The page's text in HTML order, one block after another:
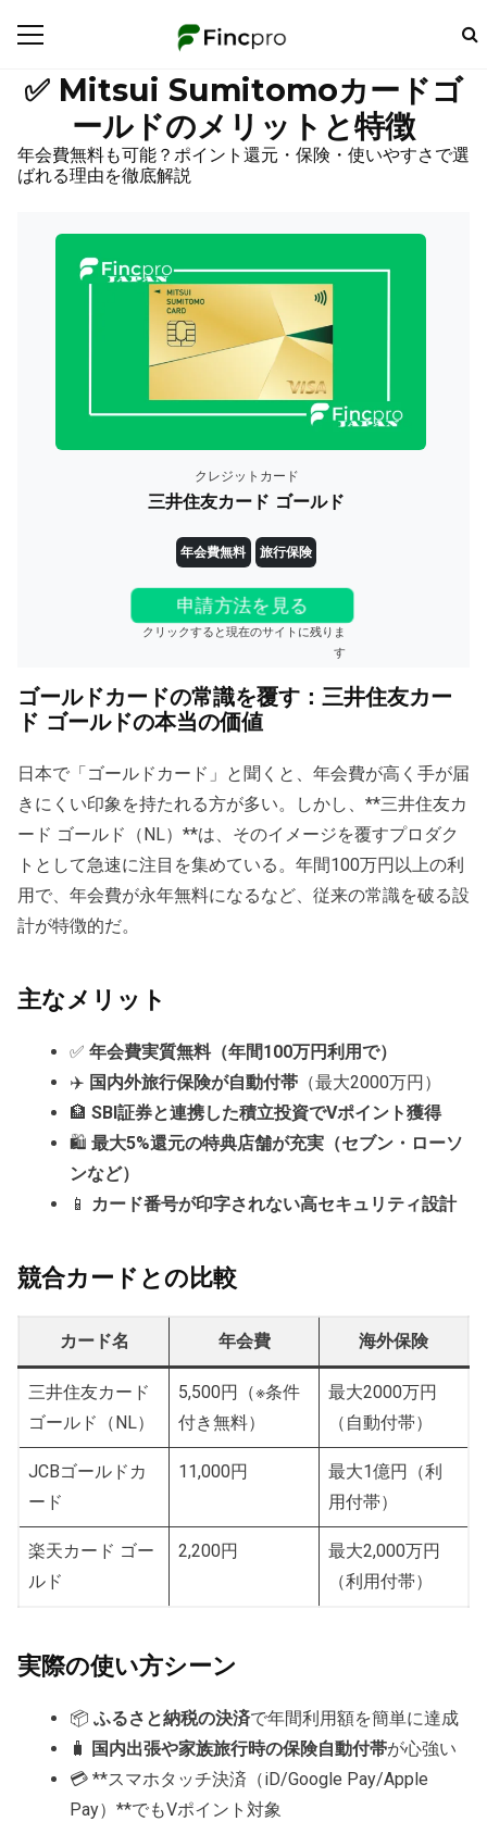
✅ Mitsui Sumitomoカードゴ
ールドのメリットと特徴
年会費無料も可能？ポイント還元・保険・使いやすさで選
ばれる理由を徹底解説
クレジットカード
三井住友カード ゴールド
年会費無料 旅行保険
申請方法を見る
クリックすると現在のサイトに残りま
す
ゴールドカードの常識を覆す：三井住友カー
ド ゴールドの本当の価値
日本で「ゴールドカード」と聞くと、年会費が高く手が届
きにくい印象を持たれる方が多い。しかし、**三井住友カ
ード ゴールド（NL）**は、そのイメージを覆すプロダク
トとして急速に注目を集めている。年間100万円以上の利
用で、年会費が永年無料になるなど、従来の常識を破る設
計が特徴的だ。
主なメリット
✅ 年会費実質無料（年間100万円利用で）
✈️ 国内外旅行保険が自動付帯 （最大2000万円）
🏦 SBI証券と連携した積立投資でVポイント獲得
🛍 最大5%還元の特典店舗が充実（セブン・ローソ
ンなど）
📱
カード番号が印字されない高セキュリティ設計
競合カードとの比較
カード名 年会費 海外保険
三井住友カード
ゴールド（NL）
5,500円（※条件
付き無料）
最大2000万円
（自動付帯）
JCBゴールドカ
ード
11,000円
最大1億円（利
用付帯）
楽天カード ゴー
ルド
2,200円
最大2,000万円
（利用付帯）
実際の使い方シーン
📦 ふるさと納税の決済で年間利用額を簡単に達成
🧳
国内出張や家族旅行時の保険自動付帯が心強い
💳 **スマホタッチ決済（iD/Google Pay/Apple
Pay）**でもVポイント対象